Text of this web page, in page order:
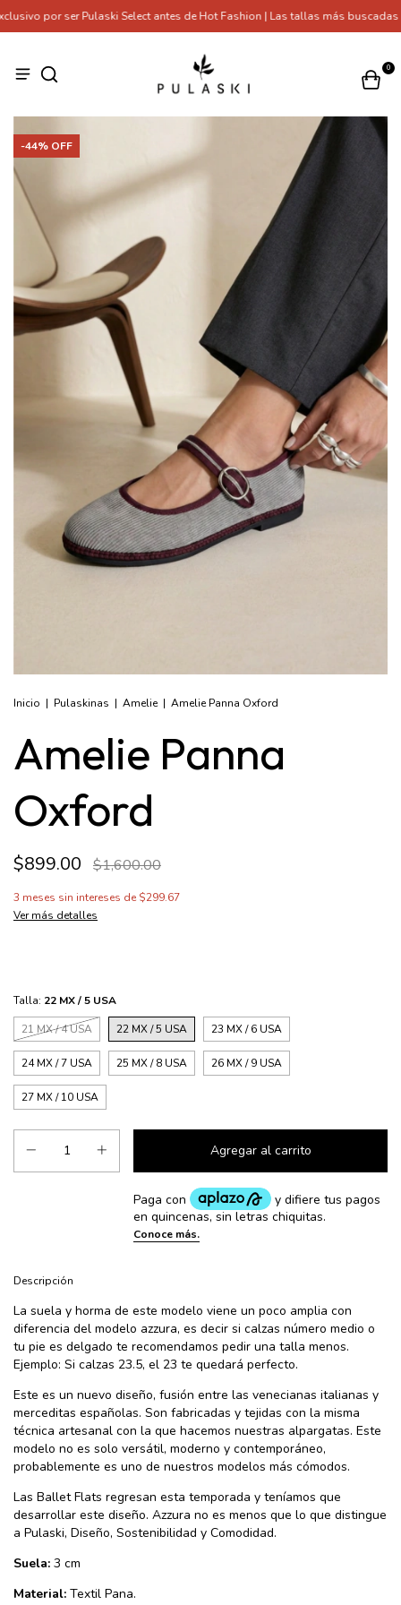
por ser Pulaski Select antes de Hot Fashion | Las tallas más buscadas se
0
-44% OFF
Inicio | Pulaskinas | Amelie | Amelie Panna Oxford
Amelie Panna
Oxford
$899.00 $1,600.00
3 meses sin intereses de $299.67
Ver más detalles
Talla: 22 MX / 5 USA
21 MX / 4 USA
22 MX / 5 USA 23 MX / 6 USA
24 MX / 7 USA 25 MX / 8 USA 26 MX / 9 USA
27 MX / 10 USA
Descripción
La suela y horma de este modelo viene un poco amplia con
diferencia del modelo azzura, es decir si calzas número medio o
tu pie es delgado te recomendamos pedir una talla menos.
Ejemplo: Si calzas 23.5, el 23 te quedará perfecto.
Este es un nuevo diseño, fusión entre las venecianas italianas y
merceditas españolas. Son fabricadas y tejidas con la misma
técnica artesanal con la que hacemos nuestras alpargatas. Este
modelo no es solo versátil, moderno y contemporáneo,
probablemente es uno de nuestros modelos más cómodos.
Las Ballet Flats regresan esta temporada y teníamos que
desarrollar este diseño. Azzura no es menos que lo que distingue
a Pulaski, Diseño, Sostenibilidad y Comodidad.
Suela: 3 cm
Material: Textil Pana.